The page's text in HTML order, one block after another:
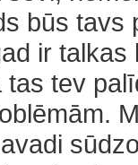
būs tavs
ir
tev